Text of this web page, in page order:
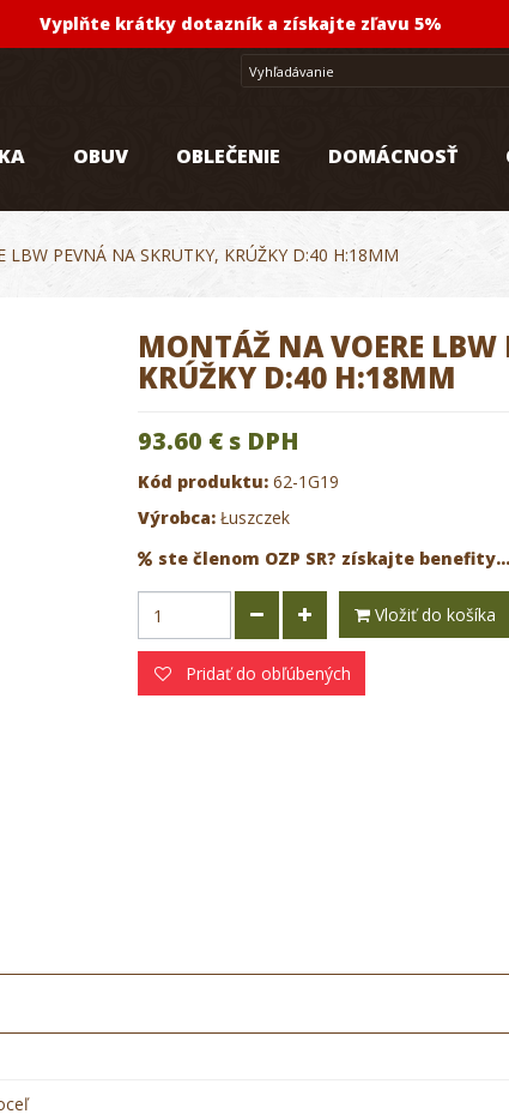
Vyplňte krátky dotazník a získajte zľavu 5%
OBUV OBLEČENIE DOMÁCNOSŤ
LBW PEVNÁ NA SKRUTKY, KRÚŽKY D:40 H:18MM
MONTÁŽ NA VOERE
KRÚŽKY D:40 H:18MM
93.60 €s DPH
Kód produktu: 62-1G19
Výrobca: Łuszczek
ste členom OZP SR? získajte benefity...
Vložiť do košíka
Pridať do obľúbených